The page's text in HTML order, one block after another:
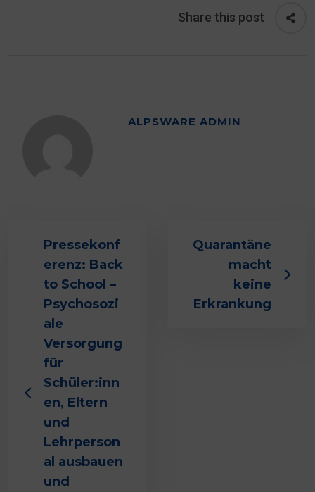
Share this post
ALPSWARE ADMIN
Pressekonf
erenz: Back
to School –
Psychosozi
ale
Versorgung
für
Schüler:inn
en, Eltern
und
Lehrperson
al ausbauen
und
Quarantäne
macht
keine
Erkrankung